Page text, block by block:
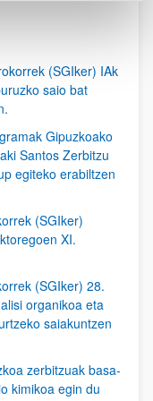
(SGIker) IAk
saio bat
Gipuzkoako
Santos Zerbitzu
egiteko erabiltzen
(SGIker)
XI.
(SGIker) 28.
organikoa eta
saiakuntzen
zerbitzuak basa-
kimikoa egin du